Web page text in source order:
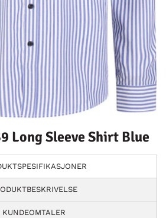
Long Sleeve Shirt Blue
KUNDEOMTALER